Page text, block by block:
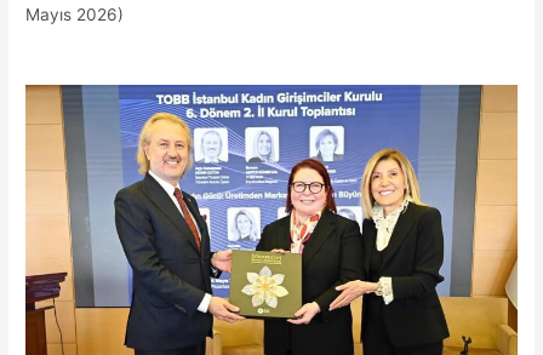
Mayıs 2026)